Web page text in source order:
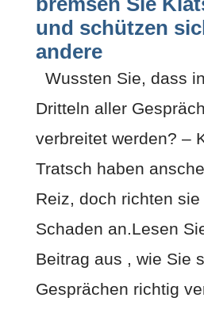
und schützen
andere
Wussten Sie, dass
Dritteln aller
verbreitet werden? –
Tratsch haben
Reiz, doch richten sie
Schaden an.Lesen
Beitrag aus , wie Sie
Gesprächen richtig